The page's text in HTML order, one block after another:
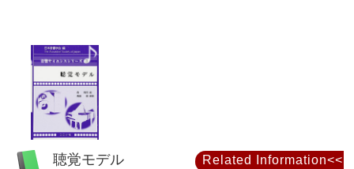
聴覚モデル Related Information<<